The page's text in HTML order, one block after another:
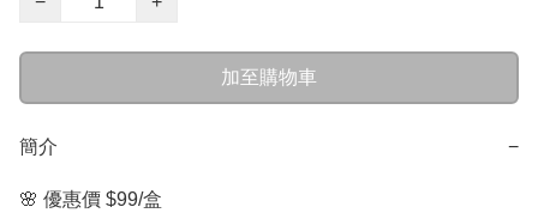
加至購物車
簡介 −
🌸 優惠價 $99/盒